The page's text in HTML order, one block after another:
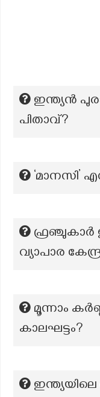
ഇന്ത്യൻ
പിതാവ്?
‘മാനസി’
ഫ്രഞ്ചുകാർ
വ്യാപാര
മൂന്നാം
കാലഘട്ടം?